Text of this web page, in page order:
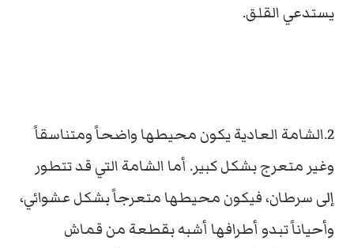
يستدعي القلق.
2.الشامة العادية يكون محيطها واضحاً ومتناسقاً
وغير متعرج بشكل كبير. أما الشامة التي قد تتطور
إلى سرطان، فيكون محيطها متعرجاً بشكل عشوائي،
وأحياناً تبدو أطرافها أشبه بقطعة من قماش